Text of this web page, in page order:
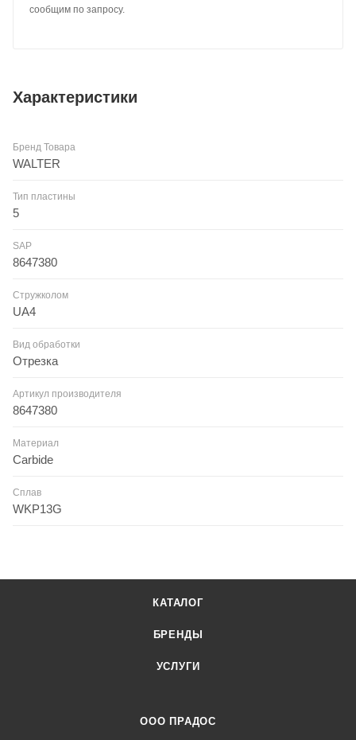
сообщим по запросу.
Характеристики
Бренд Товара
WALTER
Тип пластины
5
SAP
8647380
Стружколом
UA4
Вид обработки
Отрезка
Артикул производителя
8647380
Материал
Carbide
Сплав
WKP13G
КАТАЛОГ
БРЕНДЫ
УСЛУГИ
ООО ПРАДОС